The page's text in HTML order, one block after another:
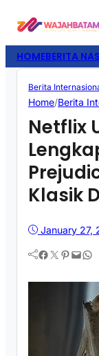
HOMEBERITA
Berita
Home/Berita
Netflix
Klasik
January 27,
Facebook Twitter Pinterest Mail WhatsApp